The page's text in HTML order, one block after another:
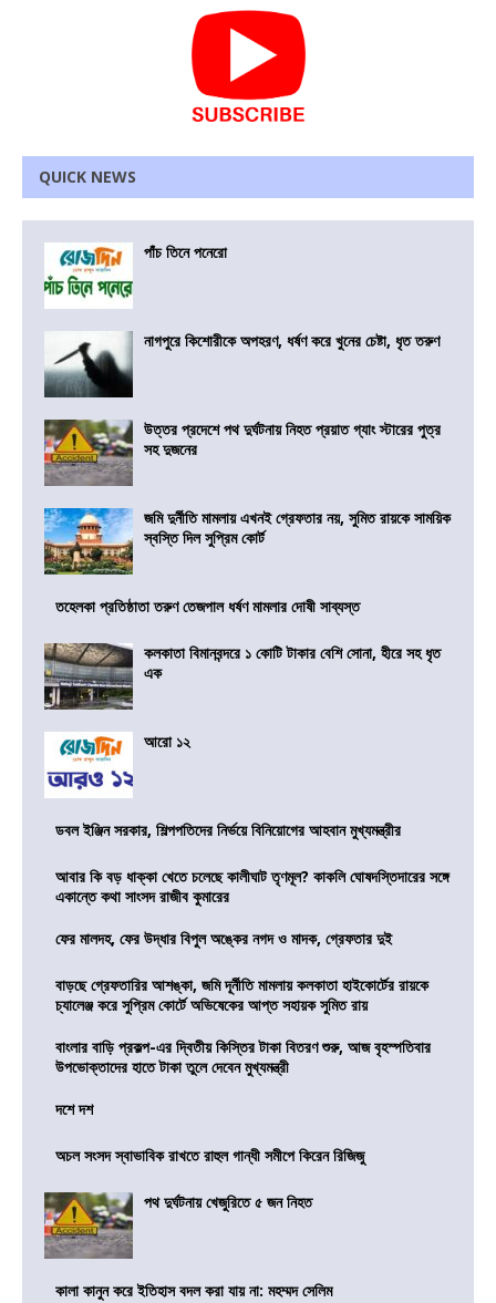
QUICK NEWS
পাঁচ তিনে পনেরো
নাগপুরে কিশোরীকে অপহরণ, ধর্ষণ করে খুনের চেষ্টা, ধৃত তরুণ
উত্তর প্রদেশে পথ দুর্ঘটনায় নিহত প্রয়াত গ্যাং স্টারের পুত্র
সহ দুজনের
জমি দুর্নীতি মামলায় এখনই গ্রেফতার নয়, সুমিত রায়কে সাময়িক
স্বস্তি দিল সুপ্রিম কোর্ট
তহেলকা প্রতিষ্ঠাতা তরুণ তেজপাল ধর্ষণ মামলার দোষী সাব্যস্ত
কলকাতা বিমানবন্দরে ১ কোটি টাকার বেশি সোনা, হীরে সহ ধৃত
এক
আরো ১২
ডবল ইঞ্জিন সরকার, শিল্পপতিদের নির্ভয়ে বিনিয়োগের আহবান মুখ্যমন্ত্রীর
আবার কি বড় ধাক্কা খেতে চলেছে কালীঘাট তৃণমূল? কাকলি ঘোষদস্তিদারের সঙ্গে
একান্তে কথা সাংসদ রাজীব কুমারের
ফের মালদহ, ফের উদ্ধার বিপুল অঙ্কের নগদ ও মাদক, গ্রেফতার দুই
বাড়ছে গ্রেফতারির আশঙ্কা, জমি দূর্নীতি মামলায় কলকাতা হাইকোর্টের রায়কে
চ্যালেঞ্জ করে সুপ্রিম কোর্টে অভিষেকের আপ্ত সহায়ক সুমিত রায়
বাংলার বাড়ি প্রকল্প-এর দ্বিতীয় কিস্তির টাকা বিতরণ শুরু, আজ বৃহস্পতিবার
উপভোক্তাদের হাতে টাকা তুলে দেবেন মুখ্যমন্ত্রী
দশে দশ
অচল সংসদ স্বাভাবিক রাখতে রাহুল গান্ধী সমীপে কিরেন রিজিজু
পথ দুর্ঘটনায় খেজুরিতে ৫ জন নিহত
কালা কানুন করে ইতিহাস বদল করা যায় না: মহম্মদ সেলিম